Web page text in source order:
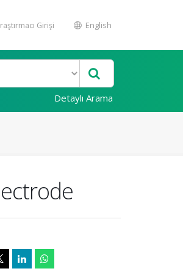
Girişi English
Detaylı Arama